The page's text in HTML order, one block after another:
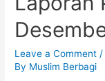
Leave a Comment /
By Muslim Berbagi